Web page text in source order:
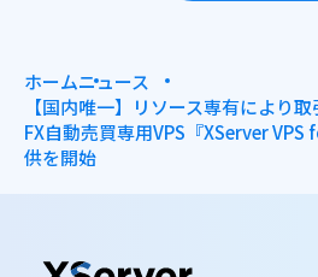
ホームニュース
【国内唯一】リソース専有により
FX自動売買専用VPS『XServer VPS
供を開始